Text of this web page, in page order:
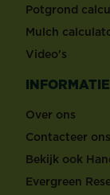
Potgrond
Mulch
Video's
INFORMATIE
Over ons
Contacteer ons
Bekijk ook
Evergreen